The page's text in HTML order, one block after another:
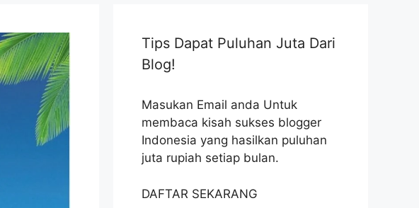
Tips Dapat Puluhan Juta Dari
Blog!
Masukan Email anda Untuk
membaca kisah sukses blogger
Indonesia yang hasilkan puluhan
juta rupiah setiap bulan.
DAFTAR SEKARANG